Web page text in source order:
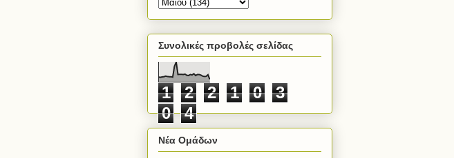
Συνολικές προβολές σελίδας
1 2 2 1 0
3
0
4
Νέα Ομάδων